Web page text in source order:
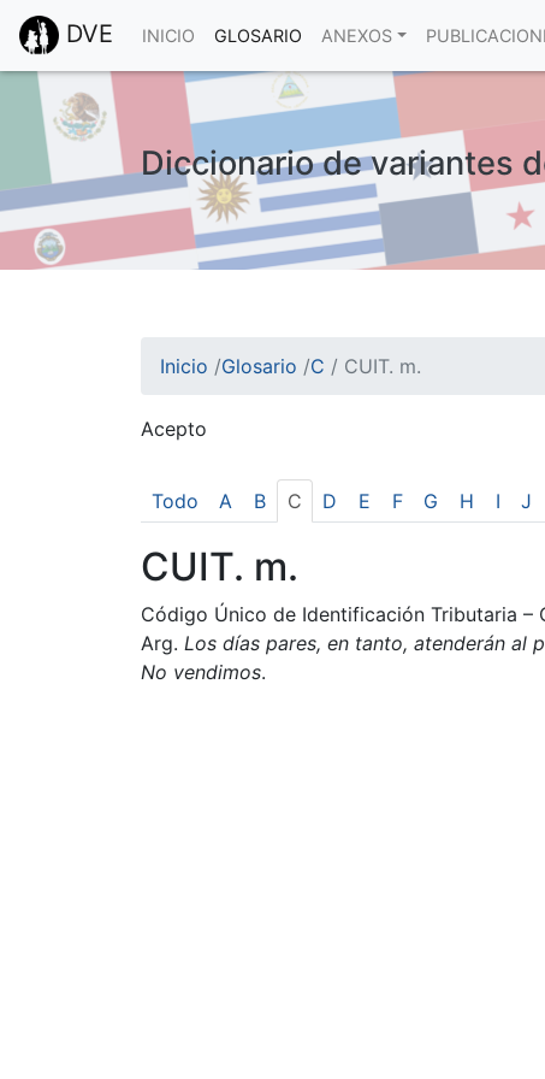
DVE INICIO GLOSARIO ANEXOS
Diccionario de variantes
Inicio /Glosario /C / CUIT. m.
Acepto
Esto nos ayuda a recolectar estadísticas de
Todo A B C D E F G H I J
CUIT. m.
Código Único de Identificación Tributaria –
Arg. Los días pares, en tanto, atenderán al
No vendimos.